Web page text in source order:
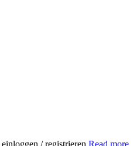
einloggen / registrieren Read more